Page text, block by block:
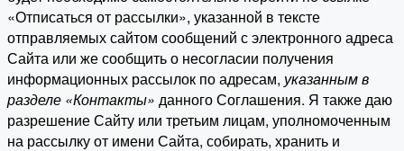
«Отписаться от рассылки», указанной в тексте
отправляемых сайтом сообщений с электронного адреса
Сайта или же сообщить о несогласии получения
информационных рассылок по адресам, указанным в
разделе «Контакты» данного Соглашения. Я также даю
разрешение Сайту или третьим лицам, уполномоченным
на рассылку от имени Сайта, собирать, хранить и